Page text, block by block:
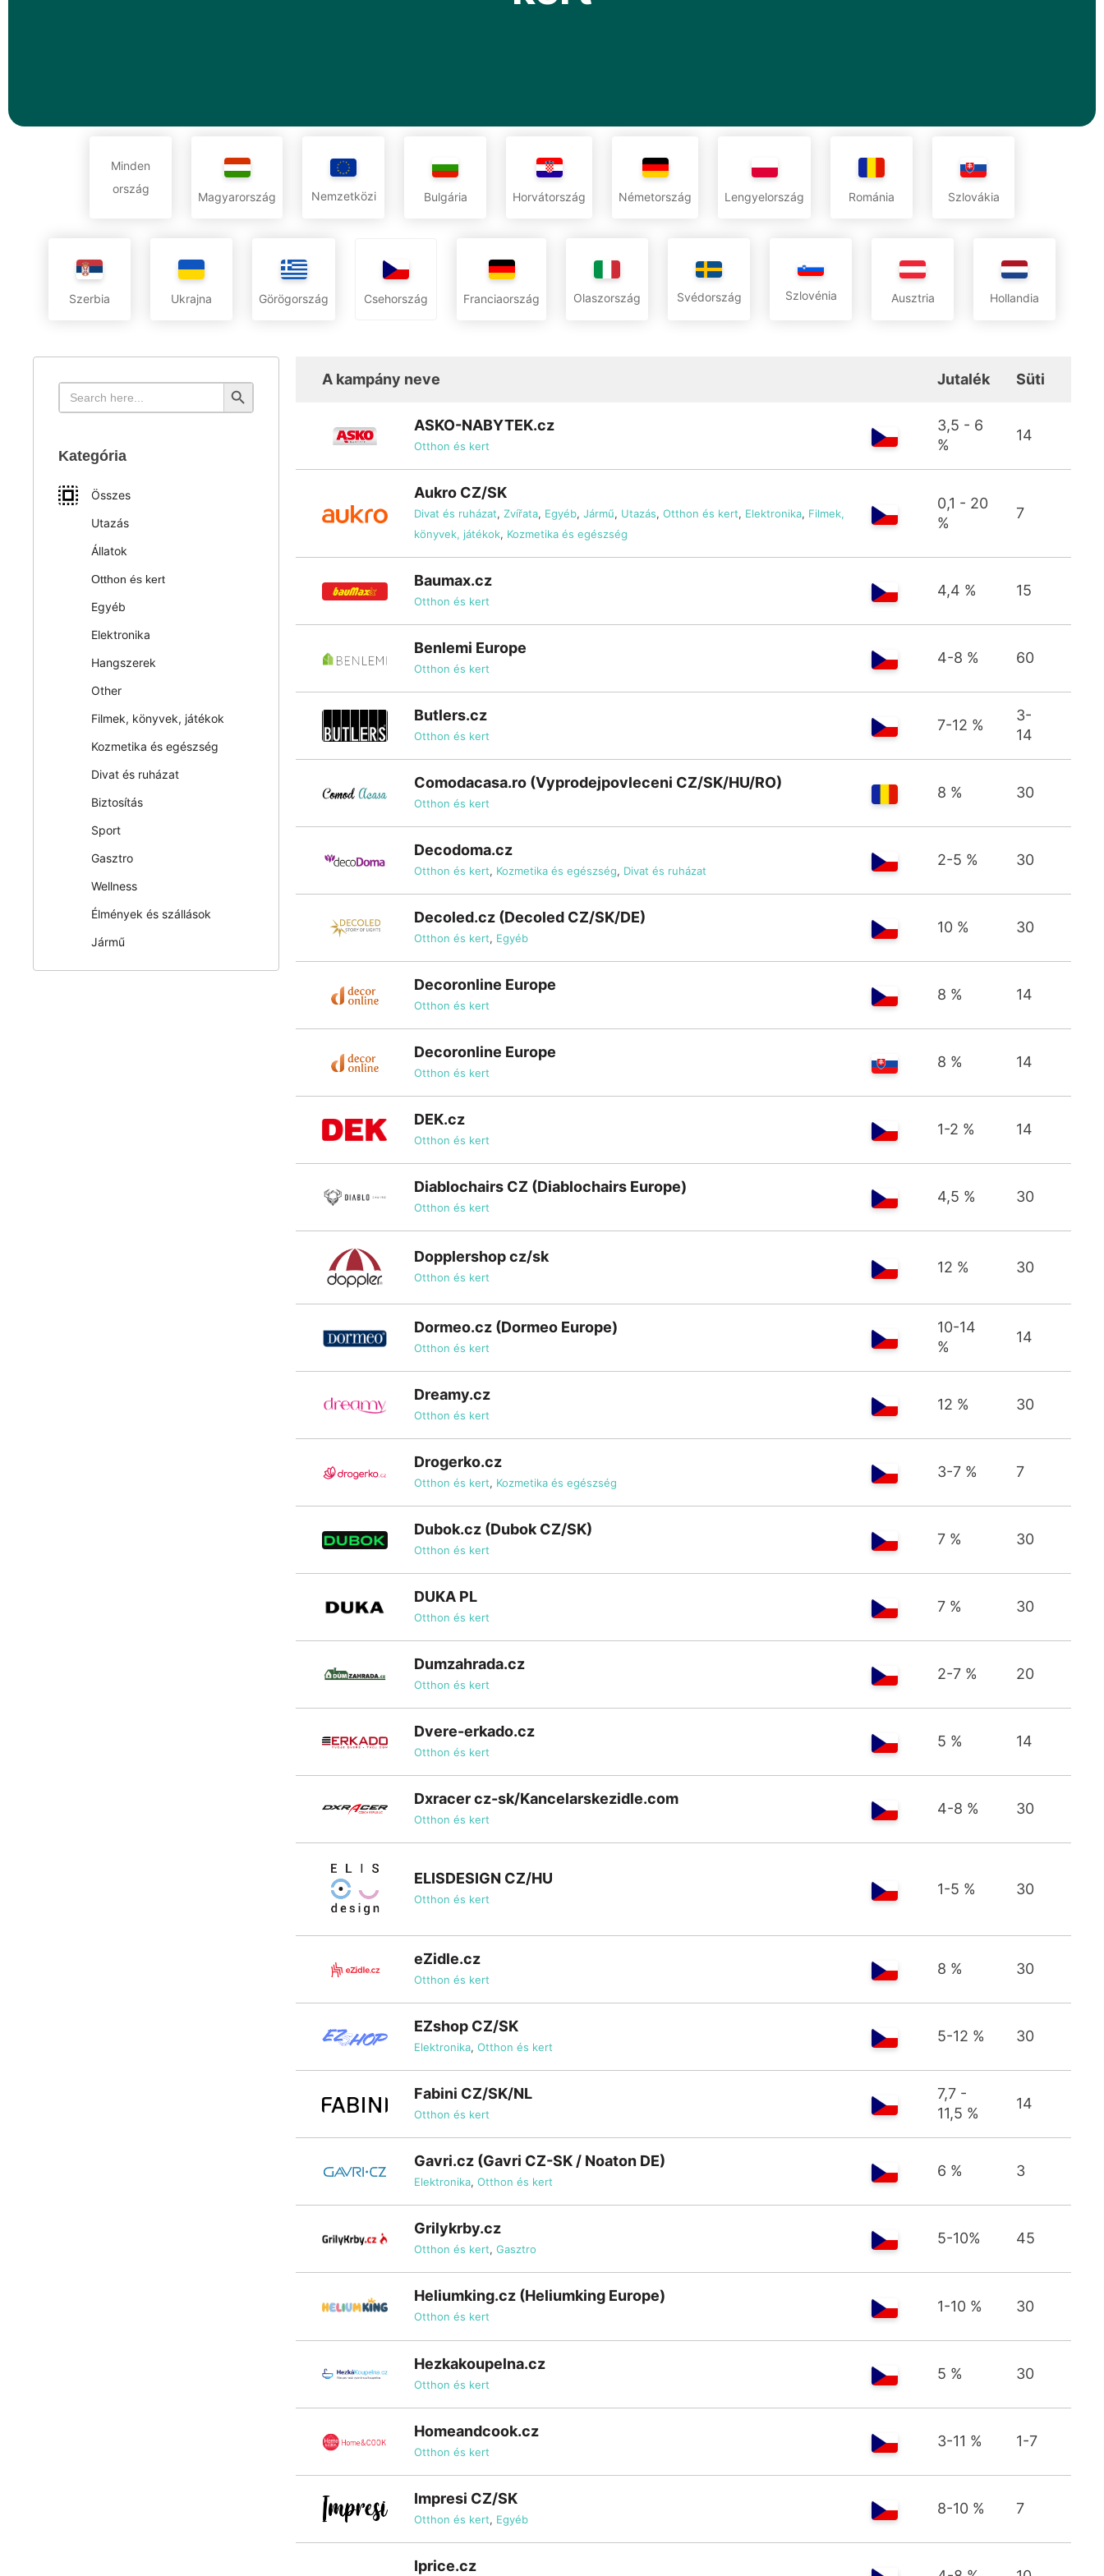
Minden
ország
Magyarország Nemzetközi Bulgária Horvátország Németország Lengyelország Románia Szlovákia
Szerbia Ukrajna Görögország Csehország Franciaország Olaszország Svédország Szlovénia Ausztria Hollandia
Search
for:
Search Button
Kategória
Összes
Utazás
Állatok
Otthon és kert
Egyéb
Elektronika
Hangszerek
Other
Filmek, könyvek, játékok
Kozmetika és egészség
Divat és ruházat
Biztosítás
Sport
Gasztro
Wellness
Élmények és szállások
Jármű
A kampány neve Jutalék Süti
ASKO-NABYTEK.cz
Otthon és kert
3,5 - 6
%
14
Aukro CZ/SK
Divat és ruházat, Zvířata, Egyéb, Jármű, Utazás, Otthon és kert, Elektronika, Filmek,
könyvek, játékok, Kozmetika és egészség
0,1 - 20
%
7
Baumax.cz
Otthon és kert
4,4 % 15
Benlemi Europe
Otthon és kert
4-8 % 60
Butlers.cz
Otthon és kert
7-12 %
3-
14
Comodacasa.ro (Vyprodejpovleceni CZ/SK/HU/RO)
Otthon és kert
8 % 30
Decodoma.cz
Otthon és kert, Kozmetika és egészség, Divat és ruházat
2-5 % 30
Decoled.cz (Decoled CZ/SK/DE)
Otthon és kert, Egyéb
10 % 30
Decoronline Europe
Otthon és kert
8 % 14
Decoronline Europe
Otthon és kert
8 % 14
DEK.cz
Otthon és kert
1-2 % 14
Diablochairs CZ (Diablochairs Europe)
Otthon és kert
4,5 % 30
Dopplershop cz/sk
Otthon és kert
12 % 30
Dormeo.cz (Dormeo Europe)
Otthon és kert
10-14
%
14
Dreamy.cz
Otthon és kert
12 % 30
Drogerko.cz
Otthon és kert, Kozmetika és egészség
3-7 % 7
Dubok.cz (Dubok CZ/SK)
Otthon és kert
7 % 30
DUKA PL
Otthon és kert
7 % 30
Dumzahrada.cz
Otthon és kert
2-7 % 20
Dvere-erkado.cz
Otthon és kert
5 % 14
Dxracer cz-sk/Kancelarskezidle.com
Otthon és kert
4-8 % 30
ELISDESIGN CZ/HU
Otthon és kert
1-5 % 30
eZidle.cz
Otthon és kert
8 % 30
EZshop CZ/SK
Elektronika, Otthon és kert
5-12 % 30
Fabini CZ/SK/NL
Otthon és kert
7,7 -
11,5 %
14
Gavri.cz (Gavri CZ-SK / Noaton DE)
Elektronika, Otthon és kert
6 % 3
Grilykrby.cz
Otthon és kert, Gasztro
5-10% 45
Heliumking.cz (Heliumking Europe)
Otthon és kert
1-10 % 30
Hezkakoupelna.cz
Otthon és kert
5 % 30
Homeandcook.cz
Otthon és kert
3-11 % 1-7
Impresi CZ/SK
Otthon és kert, Egyéb
8-10 % 7
Iprice.cz